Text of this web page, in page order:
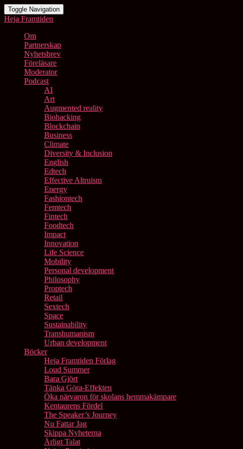
Toggle Navigation
Heja Framtiden
Om
Partnerskap
Nyhetsbrev
Föreläsare
Moderator
Podcast
AI
Art
Augmented reality
Biohacking
Blockchain
Business
Climate
Diversity & Inclusion
English
Edtech
Effective Altruism
Energy
Fashiontech
Femtech
Fintech
Foodtech
Impact
Innovation
Life Science
Mobility
Personal development
Philosophy
Proptech
Retail
Sextech
Space
Sustainability
Transhumanism
Urban development
Böcker
Heja Framtiden Förlag
Loud Summer
Bara Gjört
Tänka Göra-Effekten
Öka närvaron för skolans hemmakämpare
Kentaurens Fördel
The Speaker’s Journey
Nu Fattar Jag
Skippa Nyheterna
Ärligt Talat